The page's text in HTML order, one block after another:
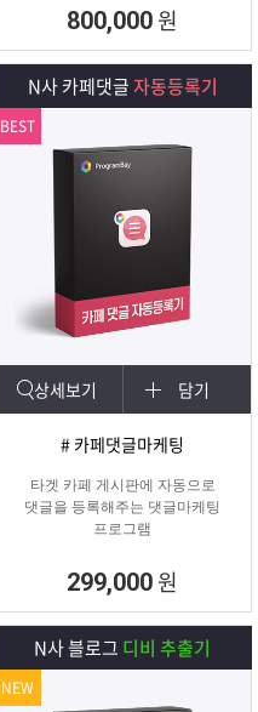
800,000 원
N사 카페댓글자동등록기
상세보기 담기
# 카페댓글마케팅
타겟 카페 게시판에 자동으로
댓글을 등록해주는 댓글마케팅
프로그램
299,000 원
BEST
N사 블로그 디비 추출기
NEW